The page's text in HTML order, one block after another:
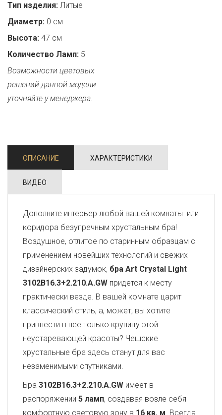
Тип изделия: Литые
Диаметр: 0 см
Высота: 47 см
Количество Ламп: 5
Возможности цветовых
решений данной модели
уточняйте у менеджера.
ОПИСАНИЕ ХАРАКТЕРИСТИКИ
ВИДЕО
Дополните интерьер любой вашей комнаты или
коридора безупречным хрустальным бра!
Воздушное, отлитое по старинным образцам с
применением новейших технологий и свежих
дизайнерских задумок, бра Art Crystal Light
3102B16.3+2.210.A.GW придется к месту
практически везде. В вашей комнате царит
классический стиль, а, может, вы хотите
привнести в нее только крупицу этой
неустаревающей красоты? Чешские
хрустальные бра здесь станут для вас
незаменимыми спутниками.
Бра 3102B16.3+2.210.A.GW имеет в
распоряжении 5 ламп, создавая возле себя
комфортную световую зону в 16 кв. м . Всегда